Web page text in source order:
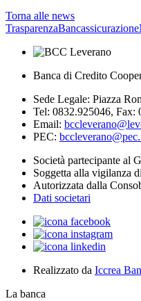
Torna alle news
TrasparenzaBancassicurazione
Banca di Credito
Sede Legale: Piazza
Tel: 0832.925046, Fax:
Email:
PEC:
Società partecipante al
Soggetta alla vigilanza
Autorizzata dalla
Dati societari
Realizzato da Iccrea
La banca